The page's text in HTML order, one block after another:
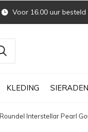
KLEDING SIERADEN
Voor 16.00 uur
Interstellar Pearl